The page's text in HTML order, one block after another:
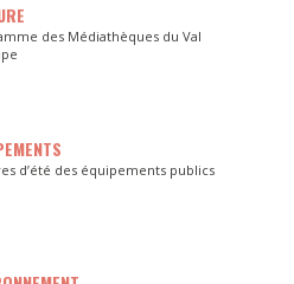
des Médiathèques du Val
d’été des équipements publics